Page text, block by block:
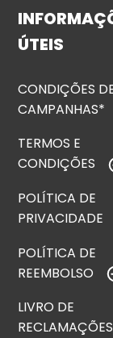
ÚTEIS
CONDIÇÕES
CAMPANHAS*
TERMOS E
CONDIÇÕES
POLÍTICA DE
PRIVACIDADE
POLÍTICA DE
REEMBOLSO
LIVRO DE
RECLAMAÇÕES